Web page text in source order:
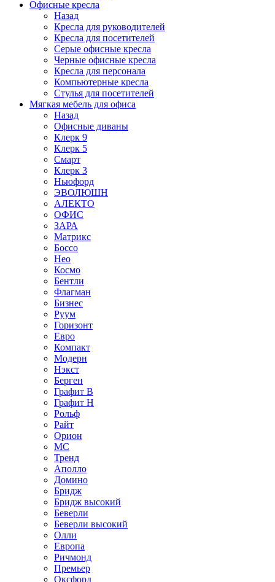
Офисные кресла
Назад
Кресла для руководителей
Кресла для посетителей
Серые офисные кресла
Черные офисные кресла
Кресла для персонала
Компьютерные кресла
Стулья для посетителей
Мягкая мебель для офиса
Назад
Офисные диваны
Клерк 9
Клерк 5
Смарт
Клерк 3
Ньюфорд
ЭВОЛЮШН
АЛЕКТО
ОФИС
ЗАРА
Матрикс
Боссо
Нео
Космо
Бентли
Флагман
Бизнес
Руум
Горизонт
Евро
Компакт
Модерн
Нэкст
Берген
Графит В
Графит Н
Рольф
Райт
Орион
МС
Тренд
Аполло
Домино
Бридж
Бридж высокий
Беверли
Беверли высокий
Олли
Европа
Ричмонд
Премьер
Оксфорд